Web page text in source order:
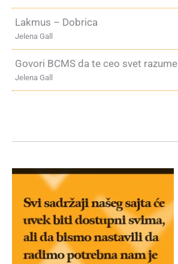
Lakmus – Dobrica
Jelena Gall
Govori BCMS da te ceo svet razume
Jelena Gall